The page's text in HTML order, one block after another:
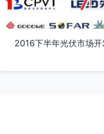
2016下半年光伏市场